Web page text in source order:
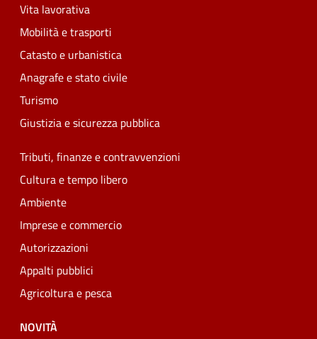
Vita lavorativa
Mobilità e trasporti
Catasto e urbanistica
Anagrafe e stato civile
Turismo
Giustizia e sicurezza pubblica
Tributi, finanze e contravvenzioni
Cultura e tempo libero
Ambiente
Imprese e commercio
Autorizzazioni
Appalti pubblici
Agricoltura e pesca
NOVITÀ